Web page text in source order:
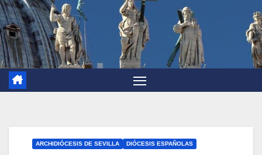
ARCHIDIÓCESIS DE SEVILLA DIÓCESIS ESPAÑOLAS